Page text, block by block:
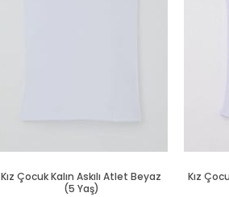
Kız Çocuk Kalın Askılı Atlet Beyaz
(5 Yaş)
Kız